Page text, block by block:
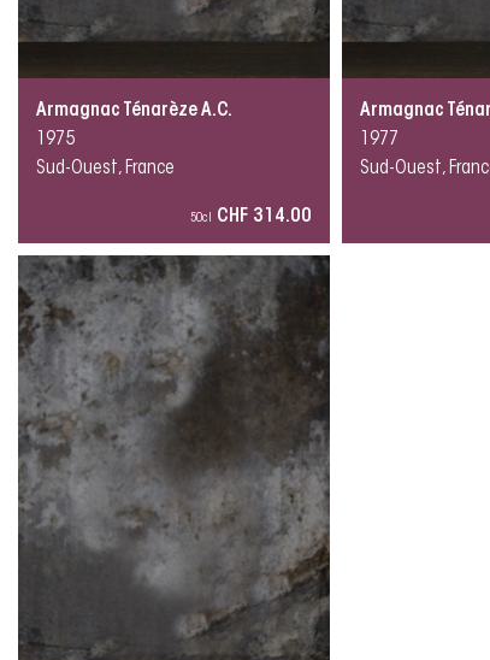
Armagnac Ténarèze A.C.
1975
Sud-Ouest, France
50cl CHF 314.00
Armagnac
1977
Sud-Ouest,